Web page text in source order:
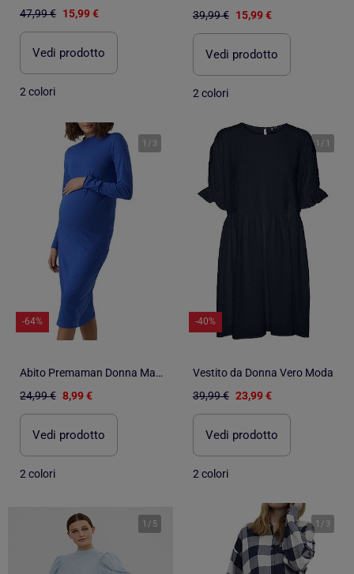
47,99 € 15,99 €
Vedi prodotto
2 colori
39,99 € 15,99 €
Vedi prodotto
2 colori
1 / 3
-64%
Abito Premaman Donna Mamalicious
24,99 € 8,99 €
Vedi prodotto
2 colori
1 / 1
-40%
Vestito da Donna Vero Moda
39,99 € 23,99 €
Vedi prodotto
2 colori
1 / 5 1 / 3